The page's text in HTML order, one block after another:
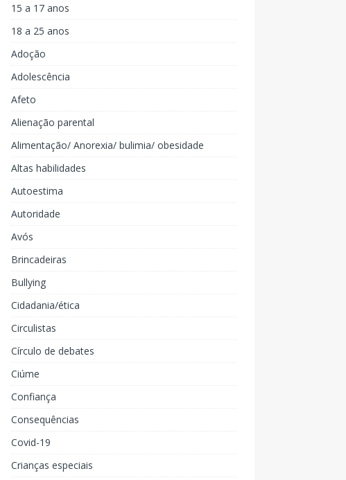
15 a 17 anos
18 a 25 anos
Adoção
Adolescência
Afeto
Alienação parental
Alimentação/ Anorexia/ bulimia/ obesidade
Altas habilidades
Autoestima
Autoridade
Avós
Brincadeiras
Bullying
Cidadania/ética
Circulistas
Círculo de debates
Ciúme
Confiança
Consequências
Covid-19
Crianças especiais